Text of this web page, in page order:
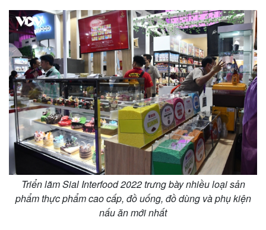
Sức khỏe
Dinh dưỡng - món ngon
Đời sống
Nhà đẹp
Blog
Triển lãm Sial Interfood 2022 trưng bày nhiều loại sản
phẩm thực phẩm cao cấp, đồ uống, đồ dùng và phụ kiện
nấu ăn mới nhất